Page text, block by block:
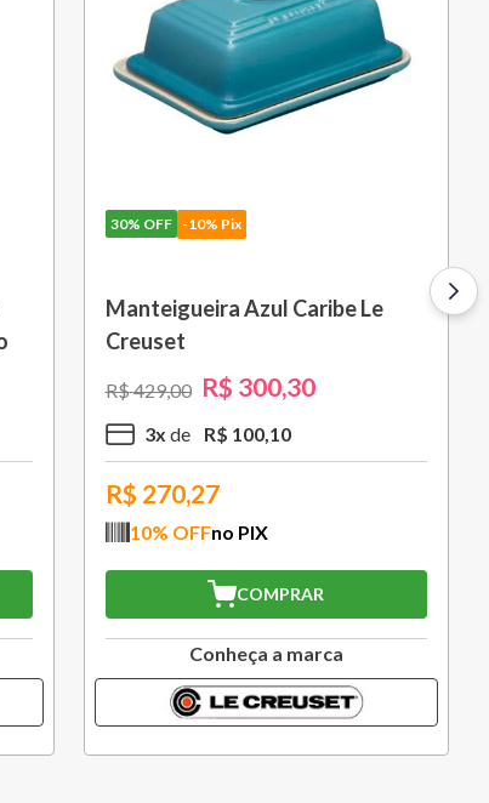
30% OFF -10% Pix
Grelha Quadrada Signature 26
cm Amarelo Soleil Le Creuset
R$1.859,00 R$1.301,
10 x R$ 130, 13
R$ 1.171,17
10% OFFno PIX
COMPRAR
Conheça a marca